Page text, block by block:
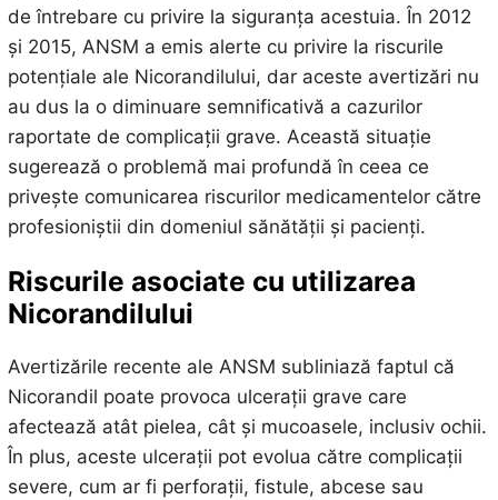
de întrebare cu privire la siguranța acestuia. În 2012
și 2015, ANSM a emis alerte cu privire la riscurile
potențiale ale Nicorandilului, dar aceste avertizări nu
au dus la o diminuare semnificativă a cazurilor
raportate de complicații grave. Această situație
sugerează o problemă mai profundă în ceea ce
privește comunicarea riscurilor medicamentelor către
profesioniștii din domeniul sănătății și pacienți.
Riscurile asociate cu utilizarea
Nicorandilului
Avertizările recente ale ANSM subliniază faptul că
Nicorandil poate provoca ulcerații grave care
afectează atât pielea, cât și mucoasele, inclusiv ochii.
În plus, aceste ulcerații pot evolua către complicații
severe, cum ar fi perforații, fistule, abcese sau